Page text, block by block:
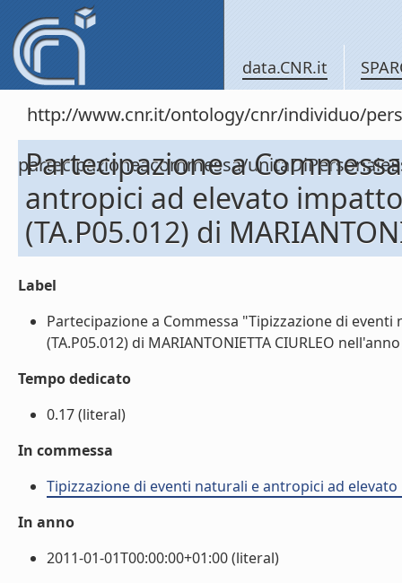
data.CNR.it
http://www.cnr.it/ontology/cnr/individuo/
partecipazioneacommessa/
Partecipazione a
antropici ad elevato
(TA.P05.012) di
Label
Partecipazione a Commessa "Tipizzazione di
(TA.P05.012) di MARIANTONIETTA CIURLEO
Tempo dedicato
0.17 (literal)
In commessa
Tipizzazione di eventi naturali e antropici ad
In anno
2011-01-01T00:00:00+01:00 (literal)